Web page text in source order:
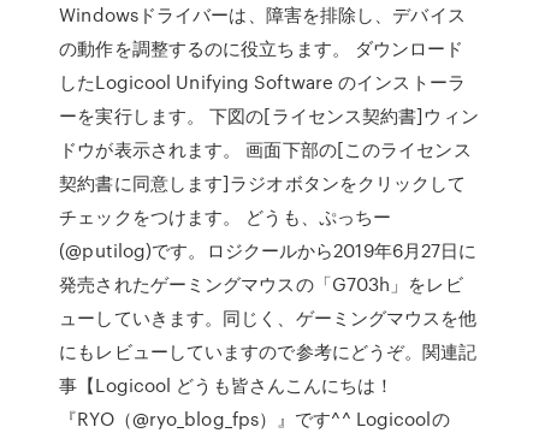
Windowsドライバーは、障害を排除し、デバイス
の動作を調整するのに役立ちます。 ダウンロード
したLogicool Unifying Software のインストーラ
ーを実行します。 下図の[ライセンス契約書]ウィン
ドウが表示されます。 画面下部の[このライセンス
契約書に同意します]ラジオボタンをクリックして
チェックをつけます。 どうも、ぷっちー
(@putilog)です。ロジクールから2019年6月27日に
発売されたゲーミングマウスの「G703h」をレビ
ューしていきます。同じく、ゲーミングマウスを他
にもレビューしていますので参考にどうぞ。関連記
事【Logicool どうも皆さんこんにちは！
『RYO（@ryo_blog_fps）』です^^ Logicoolの